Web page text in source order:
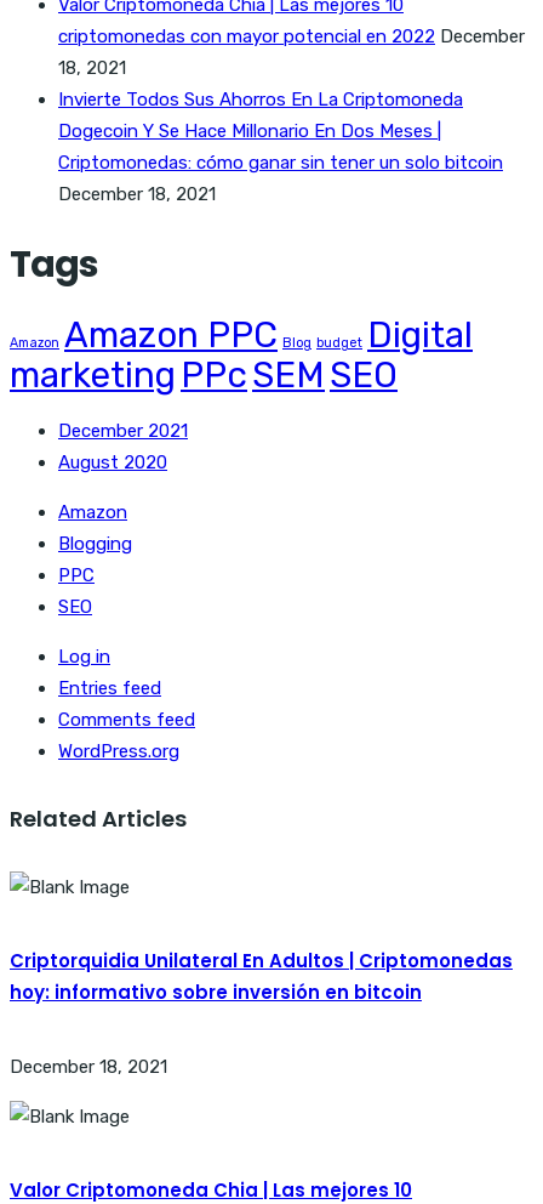
Valor Criptomoneda Chia | Las mejores 10
criptomonedas con mayor potencial en 2022 December
18, 2021
Invierte Todos Sus Ahorros En La Criptomoneda
Dogecoin Y Se Hace Millonario En Dos Meses |
Criptomonedas: cómo ganar sin tener un solo bitcoin
December 18, 2021
Tags
Amazon Amazon PPC Blog budget Digital
marketing PPcSEM SEO
December 2021
August 2020
Amazon
Blogging
PPC
SEO
Log in
Entries feed
Comments feed
WordPress.org
Related Articles
Criptorquidia Unilateral En Adultos | Criptomonedas
hoy: informativo sobre inversión en bitcoin
December 18, 2021
Valor Criptomoneda Chia | Las mejores 10